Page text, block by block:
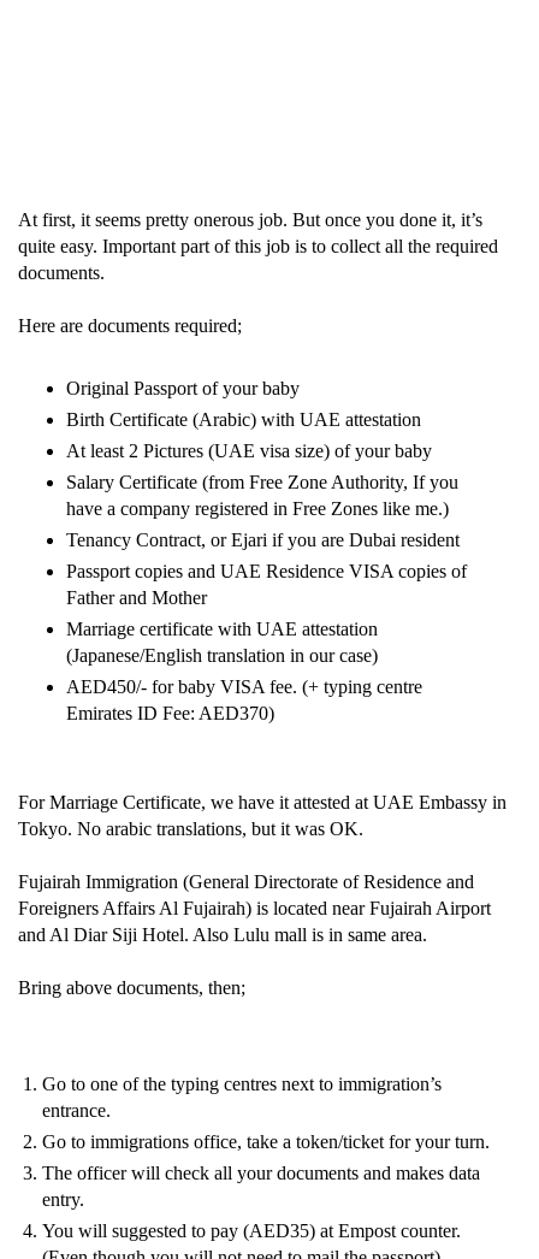
At first, it seems pretty onerous job. But once you done it, it’s
quite easy. Important part of this job is to collect all the required
documents.
Here are documents required;
Original Passport of your baby
Birth Certificate (Arabic) with UAE attestation
At least 2 Pictures (UAE visa size) of your baby
Salary Certificate (from Free Zone Authority, If you
have a company registered in Free Zones like me.)
Tenancy Contract, or Ejari if you are Dubai resident
Passport copies and UAE Residence VISA copies of
Father and Mother
Marriage certificate with UAE attestation
(Japanese/English translation in our case)
AED450/- for baby VISA fee. (+ typing centre
Emirates ID Fee: AED370)
For Marriage Certificate, we have it attested at UAE Embassy in
Tokyo. No arabic translations, but it was OK.
Fujairah Immigration (General Directorate of Residence and
Foreigners Affairs Al Fujairah) is located near Fujairah Airport
and Al Diar Siji Hotel. Also Lulu mall is in same area.
Bring above documents, then;
Go to one of the typing centres next to immigration’s
entrance.
Go to immigrations office, take a token/ticket for your turn.
The officer will check all your documents and makes data
entry.
You will suggested to pay (AED35) at Empost counter.